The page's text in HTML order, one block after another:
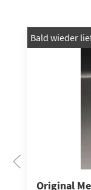
Bald wieder
Original